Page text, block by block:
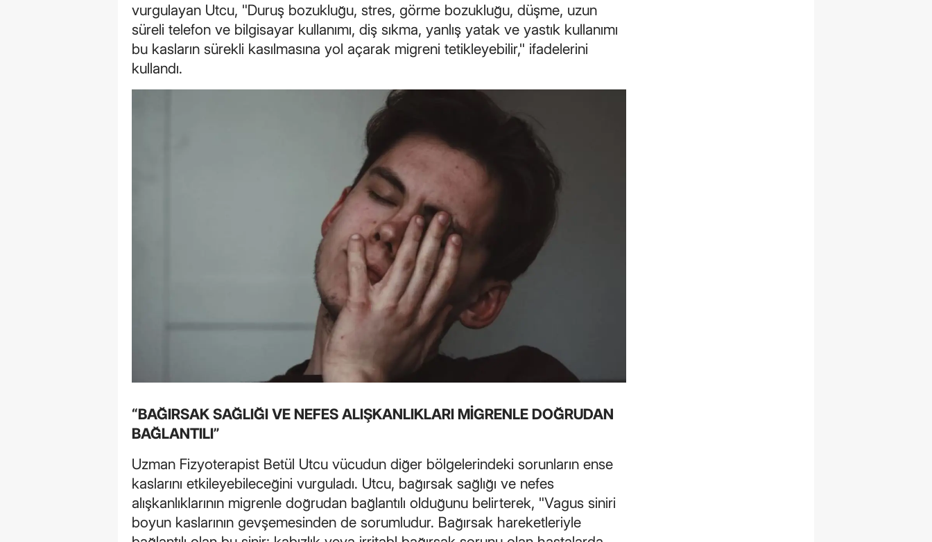
Sivas
Tekirdağ
Tokat
Trabzon
Şanlıurfa
Zonguldak
Aksaray
Bayburt
Şırnak
Bartın
Ardahan
vurgulayan Utcu, "Duruş bozukluğu, stres, görme bozukluğu, düşme, uzun
süreli telefon ve bilgisayar kullanımı, diş sıkma, yanlış yatak ve yastık kullanımı
bu kasların sürekli kasılmasına yol açarak migreni tetikleyebilir," ifadelerini
kullandı.
“BAĞIRSAK SAĞLIĞI VE NEFES ALIŞKANLIKLARI MİGRENLE DOĞRUDAN
BAĞLANTILI”
Uzman Fizyoterapist Betül Utcu vücudun diğer bölgelerindeki sorunların ense
kaslarını etkileyebileceğini vurguladı. Utcu, bağırsak sağlığı ve nefes
alışkanlıklarının migrenle doğrudan bağlantılı olduğunu belirterek, "Vagus siniri
boyun kaslarının gevşemesinden de sorumludur. Bağırsak hareketleriyle